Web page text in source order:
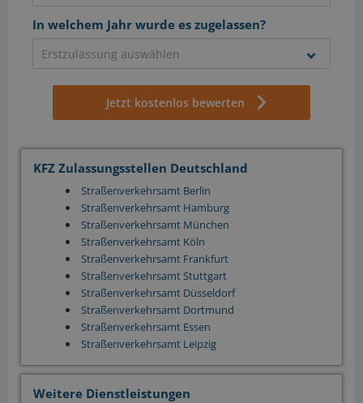
In welchem Jahr wurde es zugelassen?
Jetzt kostenlos bewerten
KFZ Zulassungsstellen Deutschland
Straßenverkehrsamt Berlin
Straßenverkehrsamt Hamburg
Straßenverkehrsamt München
Straßenverkehrsamt Köln
Straßenverkehrsamt Frankfurt
Straßenverkehrsamt Stuttgart
Straßenverkehrsamt Düsseldorf
Straßenverkehrsamt Dortmund
Straßenverkehrsamt Essen
Straßenverkehrsamt Leipzig
Weitere Dienstleistungen